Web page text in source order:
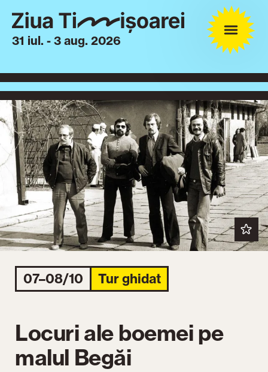
31 iul. - 3 aug. 2026
07–08/10 Tur ghidat
Locuri ale boemei pe
malul Begăi